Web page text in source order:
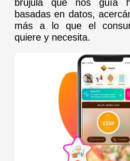
brújula que nos guía
basadas en datos,
más a lo que el
quiere y necesita.